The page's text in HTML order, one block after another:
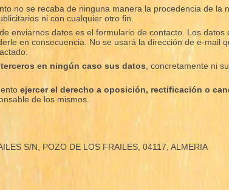
no se recaba de ninguna manera la procedencia de
ni con cualquier otro fin.
enviarnos datos es el formulario de contacto. Los
en consecuencia. No se usará la dirección de e-mail
en ningún caso sus datos , concretamente ni
ejercer el derecho a oposición, rectificación o
de los mismos.
S/N, POZO DE LOS FRAILES, 04117, ALMERIA